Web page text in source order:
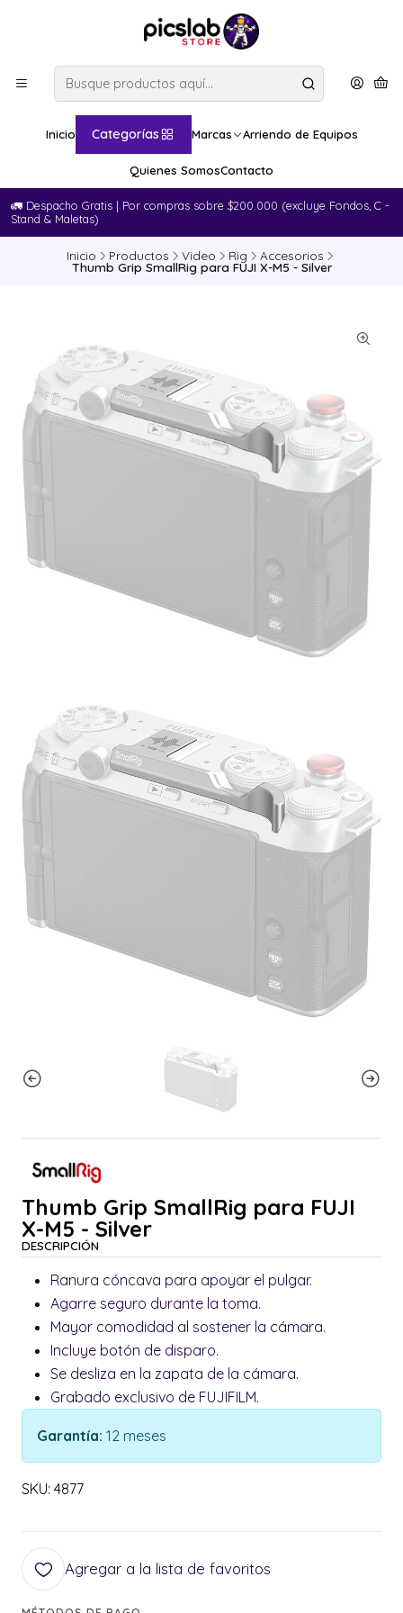
Inicio Categorías Marcas Arriendo de Equipos
Quienes SomosContacto
🚛​ Despacho Gratis | Por compras sobre $200.000 (excluye Fondos, C -
Stand & Maletas)
Inicio Productos Video Rig Accesorios
Thumb Grip SmallRig para FUJI X-M5 - Silver
Thumb Grip SmallRig para FUJI
X-M5 - Silver
DESCRIPCIÓN
Ranura cóncava para apoyar el pulgar.
Agarre seguro durante la toma.
Mayor comodidad al sostener la cámara.
Incluye botón de disparo.
Se desliza en la zapata de la cámara.
Grabado exclusivo de FUJIFILM.
Garantía: 12 meses
SKU: 4877
Agregar a la lista de favoritos